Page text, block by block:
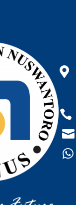



